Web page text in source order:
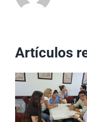
Artículos